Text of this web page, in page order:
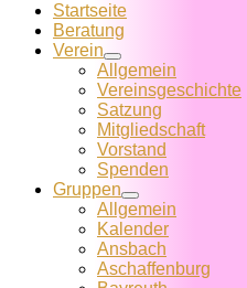
Startseite
Beratung
Verein
Allgemein
Vereins­geschichte
Satzung
Mitglied­schaft
Vorstand
Spenden
Gruppen
Allgemein
Kalender
Ansbach
Aschaffenburg